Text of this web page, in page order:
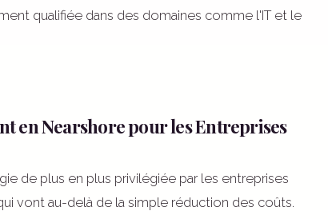
qualifiée dans des domaines comme l'IT et le
en Nearshore pour les Entreprises
de plus en plus privilégiée par les entreprises
vont au-delà de la simple réduction des coûts.